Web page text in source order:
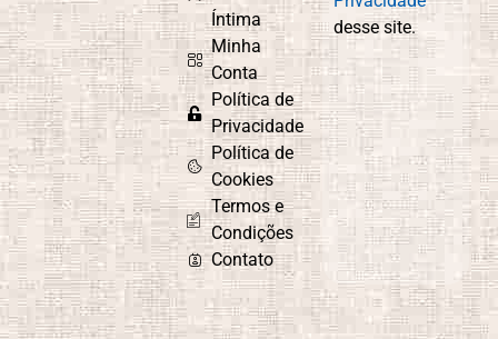
Íntima
Minha
Conta
Política de
Privacidade
Política de
Cookies
Termos e
Condições
Contato
desse site.